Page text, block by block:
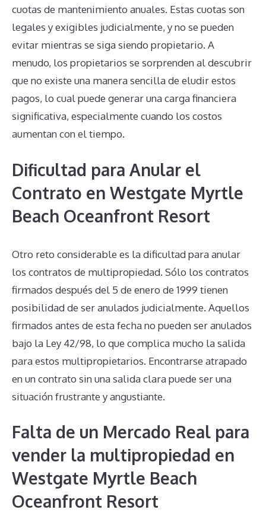
cuotas de mantenimiento anuales. Estas cuotas son
legales y exigibles judicialmente, y no se pueden
evitar mientras se siga siendo propietario. A
menudo, los propietarios se sorprenden al descubrir
que no existe una manera sencilla de eludir estos
pagos, lo cual puede generar una carga financiera
significativa, especialmente cuando los costos
aumentan con el tiempo.
Dificultad para Anular el
Contrato en Westgate Myrtle
Beach Oceanfront Resort
Otro reto considerable es la dificultad para anular
los contratos de multipropiedad. Sólo los contratos
firmados después del 5 de enero de 1999 tienen
posibilidad de ser anulados judicialmente. Aquellos
firmados antes de esta fecha no pueden ser anulados
bajo la Ley 42/98, lo que complica mucho la salida
para estos multipropietarios. Encontrarse atrapado
en un contrato sin una salida clara puede ser una
situación frustrante y angustiante.
Falta de un Mercado Real para
vender la multipropiedad en
Westgate Myrtle Beach
Oceanfront Resort